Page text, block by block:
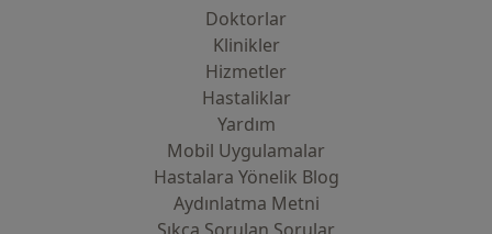
Doktorlar
Klinikler
Hizmetler
Hastaliklar
Yardım
Mobil Uygulamalar
Hastalara Yönelik Blog
Aydınlatma Metni